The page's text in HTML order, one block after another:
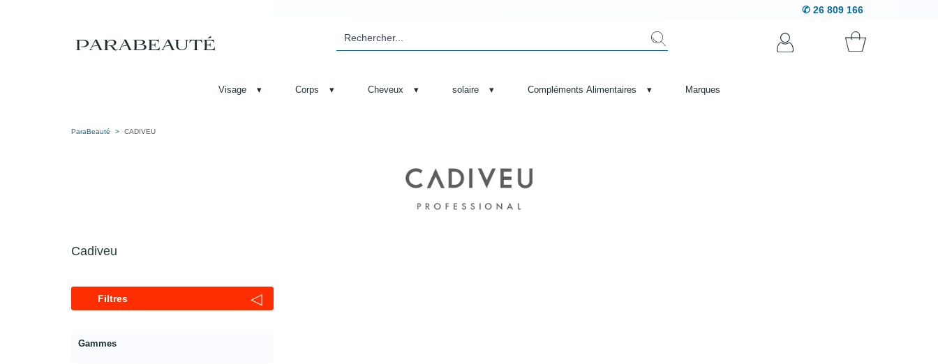
✆ 26 809 166
Visage ▾ Corps ▾ Cheveux ▾ solaire ▾ Compléments Alimentaires ▾ Marques
ParaBeauté CADIVEU
Cadiveu
Filtres ◁
Gammes